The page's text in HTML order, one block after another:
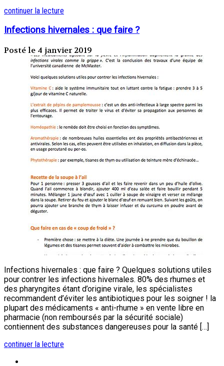
continuer la lecture
Infections hivernales : que faire ?
Posté le 4 janvier 2019
Infections hivernales : que faire ? Quelques solutions utiles
pour contrer les infections hivernales. 80% des rhumes et
des pharyngites étant d’origine virale, les spécialistes
recommandent d’éviter les antibiotiques pour les soigner ! la
plupart des médicaments « anti-rhume » en vente libre en
pharmacie (non remboursés par la sécurité sociale)
contiennent des substances dangereuses pour la santé […]
continuer la lecture